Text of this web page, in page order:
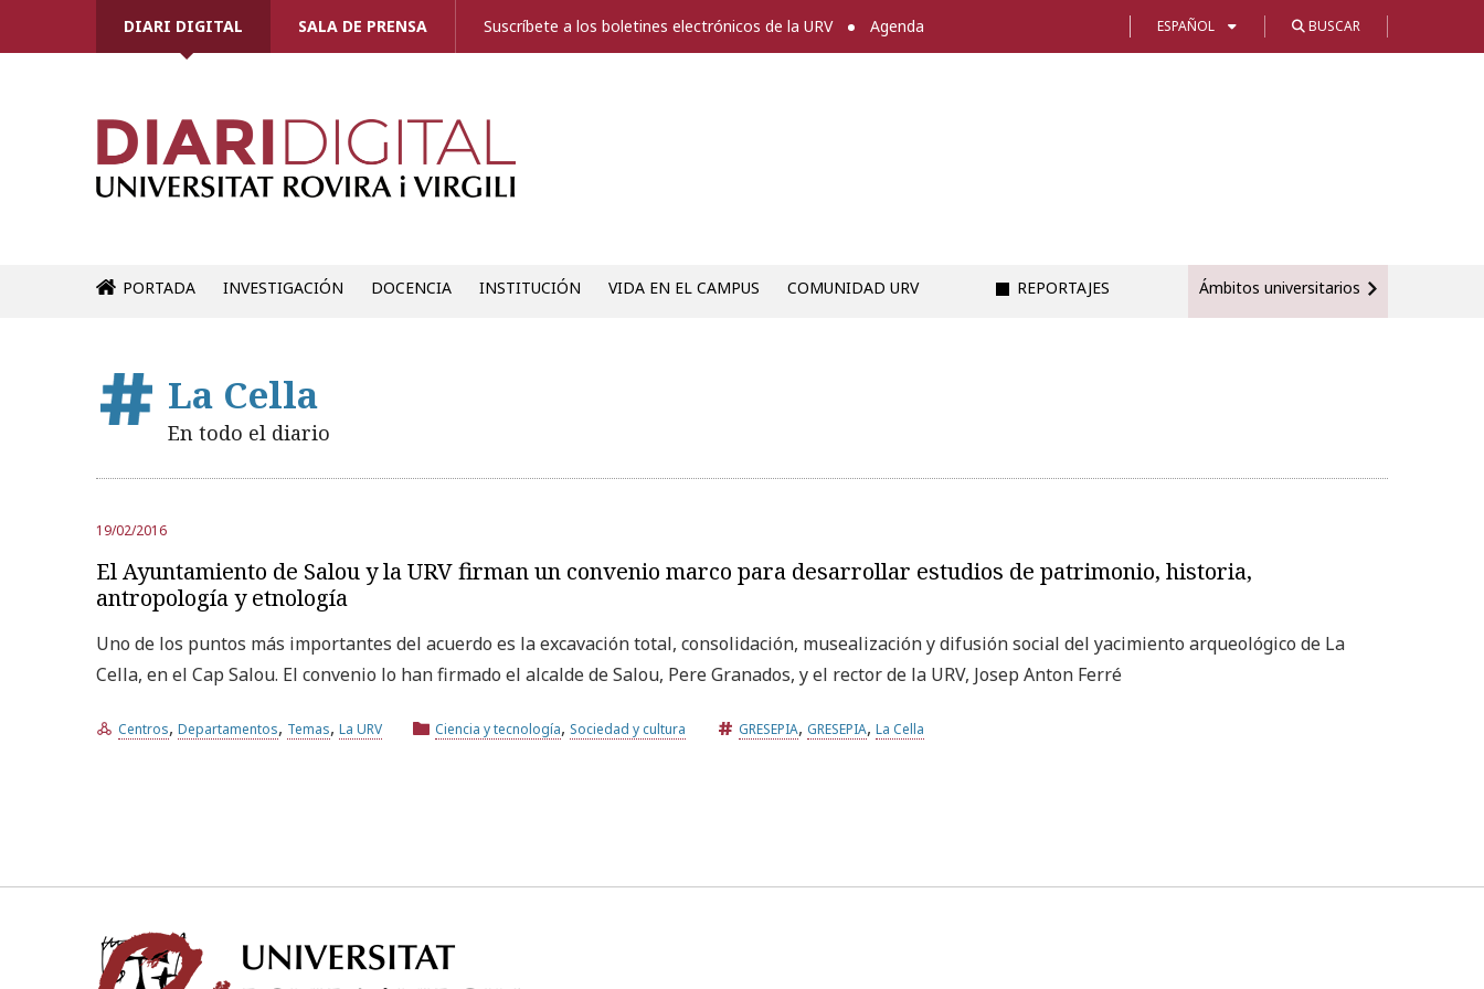
DIARI DIGITAL SALA DE PRENSA Suscríbete a los boletines electrónicos de la URV Agenda ESPAÑOL BUSCAR
PORTADA INVESTIGACIÓN DOCENCIA INSTITUCIÓN VIDA EN EL CAMPUS COMUNIDAD URV REPORTAJES Ámbitos universitarios
La Cella
En todo el diario
19/02/2016
El Ayuntamiento de Salou y la URV firman un convenio marco para desarrollar estudios de patrimonio, historia,
antropología y etnología
Uno de los puntos más importantes del acuerdo es la excavación total, consolidación, musealización y difusión social del yacimiento arqueológico de La
Cella, en el Cap Salou. El convenio lo han firmado el alcalde de Salou, Pere Granados, y el rector de la URV, Josep Anton Ferré
Centros, Departamentos, Temas, La URV Ciencia y tecnología, Sociedad y cultura GRESEPIA, GRESEPIA, La Cella